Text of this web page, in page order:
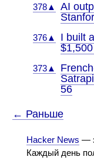
378▲
AI
376▲
I built
373▲
56
← Раньше
Hacker News —
Каждый день